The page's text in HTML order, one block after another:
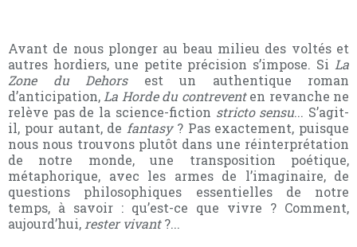
Avant de nous plonger au beau milieu des voltés et
autres hordiers, une petite précision s’impose. Si La
Zone
du Dehorsest un authentique roman
d’anticipation, La Horde du contreventen revanche ne
relève pas de la science-fiction stricto sensu... S’agit-
il, pour autant, de fantasy? Pas exactement, puisque
nous nous trouvons plutôt dans une réinterprétation
de notre monde, une transposition poétique,
métaphorique, avec les armes de l’imaginaire, de
questions philosophiques essentielles de notre
temps, à savoir : qu’est-ce que vivre ? Comment,
aujourd’hui, rester vivant?...